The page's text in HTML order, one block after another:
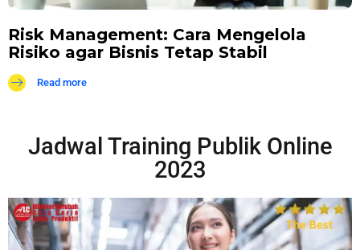
Risk Management: Cara Mengelola
Risiko agar Bisnis Tetap Stabil
Read more
Jadwal Training Publik Online
2023